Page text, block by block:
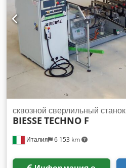
Италия 6 153 km
сквозной сверлильный станок
BIESSE TECHNO F